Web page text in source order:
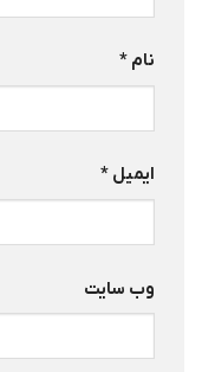
نام *
ایمیل *
وب‌ سایت